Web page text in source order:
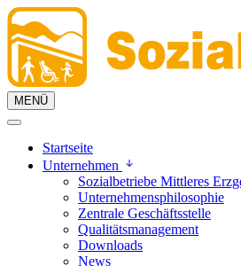
MENÜ
Startseite
Unternehmen
Sozialbetriebe Mittleres
Unternehmensphilosophie
Zentrale Geschäftsstelle
Qualitätsmanagement
Downloads
News